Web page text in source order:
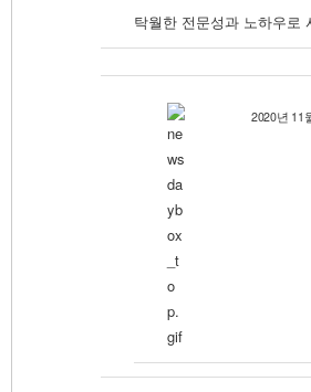
탁월한 전문성과 노하우로
2020년 11